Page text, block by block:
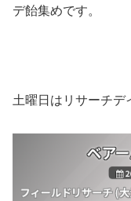
デ飴集めです。
土曜日はリサーチデ